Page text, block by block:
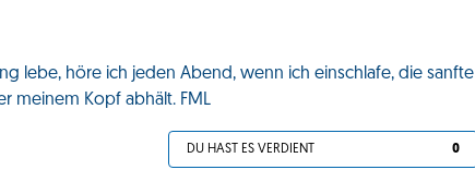
lebe, höre ich jeden Abend, wenn ich einschlafe, die sanfte
meinem Kopf abhält. FML
DU HAST ES VERDIENT 0